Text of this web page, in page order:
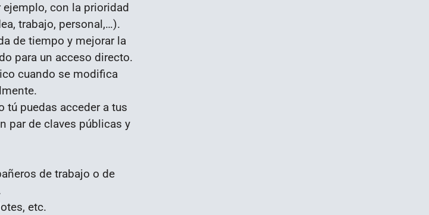
con la prioridad
trabajo, personal,…).
de tiempo y mejorar la
para un acceso directo.
cuando se modifica
tú puedas acceder a tus
par de claves públicas y
de trabajo o de
etc.